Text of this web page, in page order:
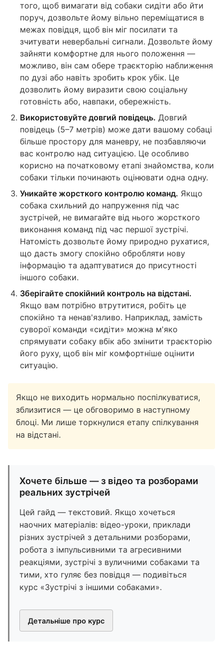
того, щоб вимагати від собаки сидіти або йти
поруч, дозвольте йому вільно переміщатися в
межах повідця, щоб він міг посилати та
зчитувати невербальні сигнали. Дозвольте йому
зайняти комфортне для нього положення —
можливо, він сам обере траєкторію наближення
по дузі або навіть зробить крок убік. Це
дозволить йому виразити свою соціальну
готовність або, навпаки, обережність.
Використовуйте довгий повідець. Довгий
повідець (5–7 метрів) може дати вашому собаці
більше простору для маневру, не позбавляючи
вас контролю над ситуацією. Це особливо
корисно на початковому етапі знайомства, коли
собаки тільки починають оцінювати одна одну.
Уникайте жорсткого контролю команд. Якщо
собака схильний до напруження під час
зустрічей, не вимагайте від нього жорсткого
виконання команд під час першої зустрічі.
Натомість дозвольте йому природно рухатися,
що дасть змогу спокійно обробляти нову
інформацію та адаптуватися до присутності
іншого собаки.
Зберігайте спокійний контроль на відстані.
Якщо вам потрібно втрутитися, робіть це
спокійно та ненав'язливо. Наприклад, замість
суворої команди «сидіти» можна м'яко
спрямувати собаку вбік або змінити траєкторію
його руху, щоб він міг комфортніше оцінити
ситуацію.
Якщо не виходить нормально поспілкуватися,
зблизитися — це обговоримо в наступному
блоці. Ми лише торкнулися етапу спілкування
на відстані.
Хочете більше — з відео та розборами
реальних зустрічей
Цей гайд — текстовий. Якщо хочеться
наочних матеріалів: відео-уроки, приклади
різних зустрічей з детальними розборами,
робота з імпульсивними та агресивними
реакціями, зустрічі з вуличними собаками та
тими, хто гуляє без повідця — подивіться
курс «Зустрічі з іншими собаками».
Детальніше про курс